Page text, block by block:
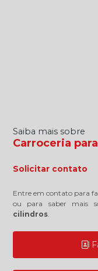
Saiba mais sobre
Carroceria
Solicitar contato
Entre em contato para
ou para saber mais
cilindros.